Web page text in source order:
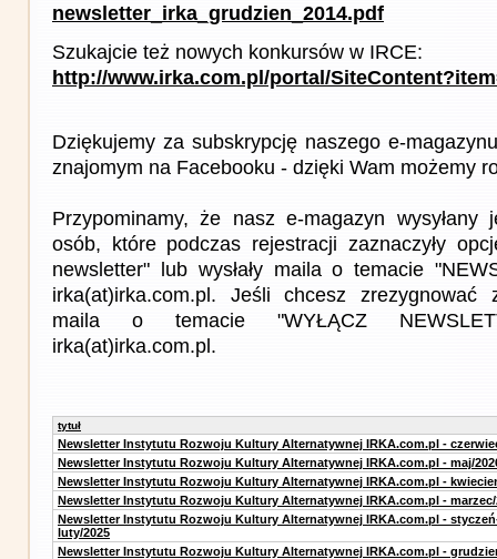
newsletter_irka_grudzien_2014.pdf
Szukajcie też nowych konkursów w IRCE:
http://www.irka.com.pl/portal/
Dziękujemy za subskrypcję naszego e-
znajomym na Facebooku - dzięki Wam możemy
Przypominamy, że nasz e-magazyn
osób, które podczas rejestracji zaznaczyły
newsletter" lub wysłały maila o temacie
irka(at)irka.com.pl. Jeśli chcesz zrezygnować
maila o temacie "WYŁĄCZ
irka(at)irka.com.pl.
tytuł
Newsletter Instytutu Rozwoju Kultury Alternatywnej IRKA.com.pl -
Newsletter Instytutu Rozwoju Kultury Alternatywnej IRKA.com.pl - maj/
Newsletter Instytutu Rozwoju Kultury Alternatywnej IRKA.com.pl -
Newsletter Instytutu Rozwoju Kultury Alternatywnej IRKA.com.pl - marzec/
Newsletter Instytutu Rozwoju Kultury Alternatywnej IRKA.com.pl -
luty/2025
Newsletter Instytutu Rozwoju Kultury Alternatywnej IRKA.com.pl -